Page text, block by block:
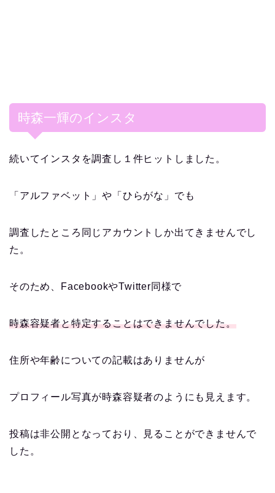
時森一輝のインスタ
続いてインスタを調査し１件ヒットしました。
「アルファベット」や 「ひらがな」 でも
調査したところ同じアカウントしか出てきませんでし
た。
そのため、FacebookやTwitter同様で
時森容疑者と特定することはできませんでした。
住所や年齢についての記載はありませんが
プロフィール写真が時森容疑者のようにも見えます。
投稿は非公開となっており、見ることができませんで
した。